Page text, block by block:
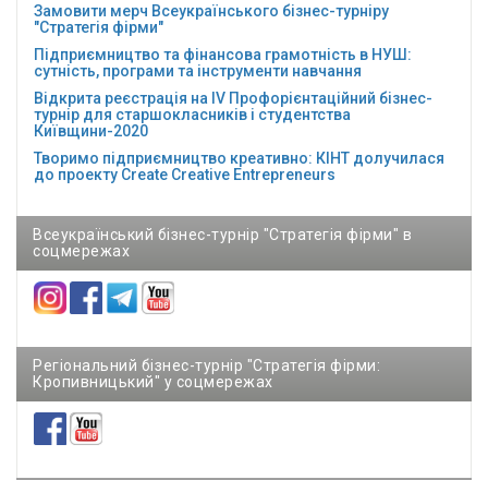
Замовити мерч Всеукраїнського бізнес-турніру
"Стратегія фірми"
Підприємництво та фінансова грамотність в НУШ:
сутність, програми та інструменти навчання
Відкрита реєстрація на ІV Профорієнтаційний бізнес-
турнір для старшокласників і студентства
Київщини-2020
Творимо підприємництво креативно: КІНТ долучилася
до проекту Сreate Creative Entrepreneurs
Всеукраїнський бізнес-турнір "Стратегія фірми" в
соцмережах
Регіональний бізнес-турнір "Стратегія фірми:
Кропивницький" у соцмережах